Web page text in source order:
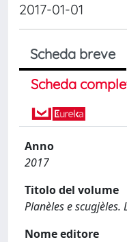
2017-01-01
Scheda breve
Scheda
Anno
2017
Titolo del volume
Planèles e
Nome editore